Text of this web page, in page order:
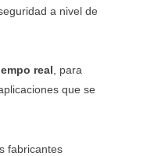
a nivel de
real , para
que se
fabricantes